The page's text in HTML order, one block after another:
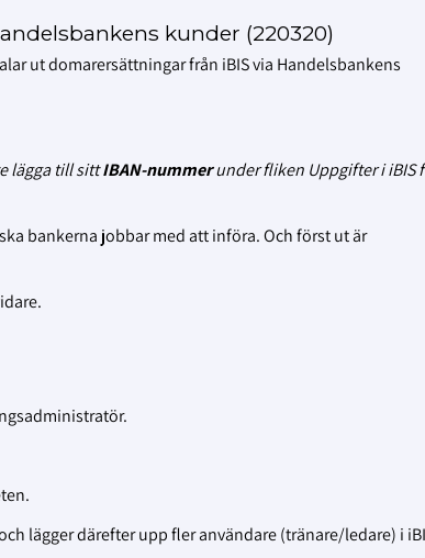
kunder (220320)
ut domarersättningar från iBIS via Handelsbankens
lägga till sittIBAN-nummerunder fliken Uppgifter i iBIS
bankerna jobbar med att införa.Och först ut är
lägger därefter upp fler användare (tränare/ledare) i